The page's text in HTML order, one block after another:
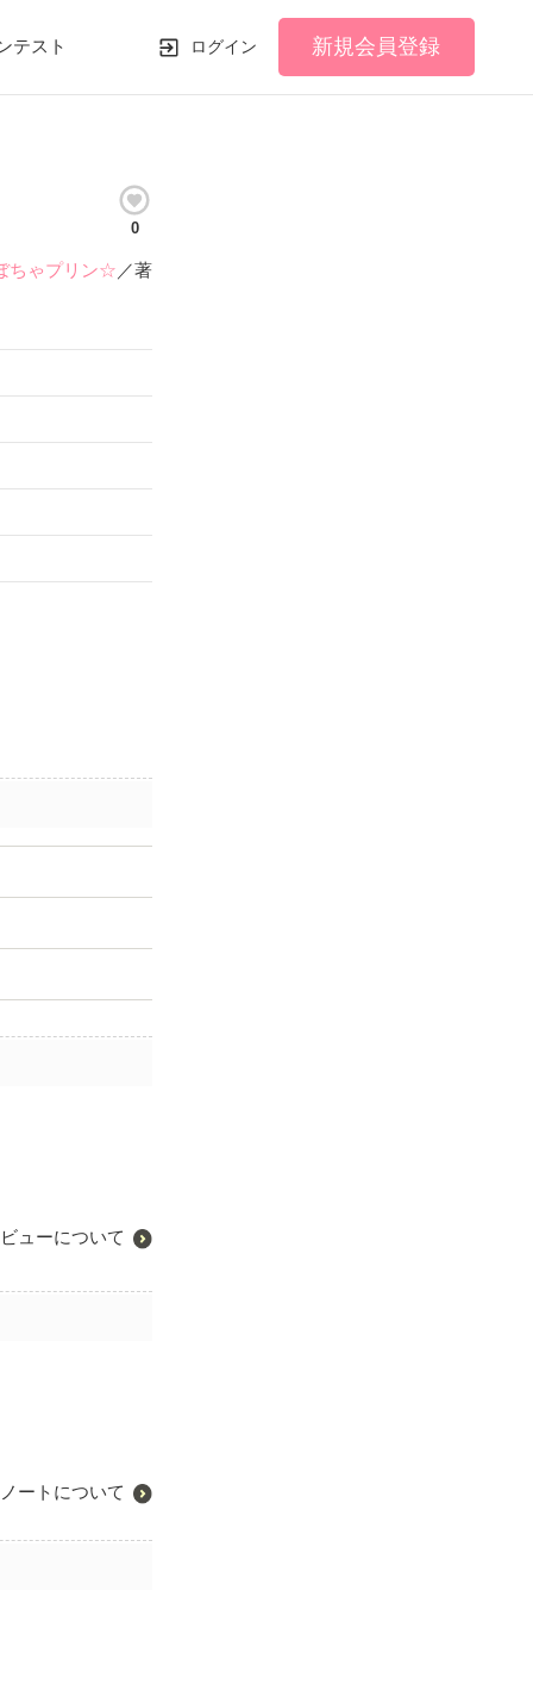
テスト ログイン 新規会員登録
0
ちゃプリン☆ ／著
ューについて
ートについて